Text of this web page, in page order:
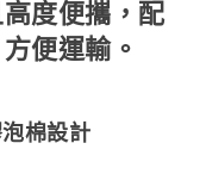
度便攜，配
便運輸。
棉設計